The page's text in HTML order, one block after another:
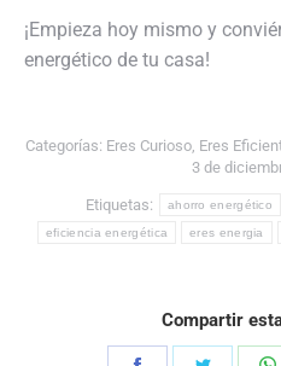
¡Empieza hoy mismo y
energético de tu casa!
Categorías: Eres Curioso, Eres
3 de
Etiquetas: ahorro energético
eficiencia energética eres energia
Compartir